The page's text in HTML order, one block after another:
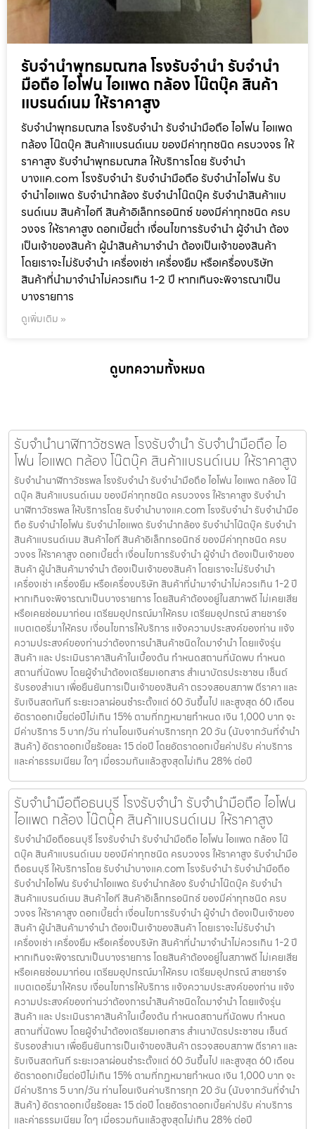
รับจำนำพุทธมณฑล โรงรับจำนำ รับจำนำ
มือถือ ไอโฟน ไอแพด กล้อง โน๊ตบุ๊ค สินค้า
แบรนด์เนม ให้ราคาสูง
รับจำนำพุทธมณฑล โรงรับจำนำ รับจำนำมือถือ ไอโฟน ไอแพด
กล้อง โน๊ตบุ๊ค สินค้าแบรนด์เนม ของมีค่าทุกชนิด ครบวงจร ให้
ราคาสูง รับจำนำพุทธมณฑล ให้บริการโดย รับจํานํา
บางแค.com โรงรับจำนำ รับจำนำมือถือ รับจำนำไอโฟน รับ
จำนำไอแพด รับจำนำกล้อง รับจำนำโน๊ตบุ๊ค รับจำนำสินค้าแบ
รนด์เนม สินค้าไอที สินค้าอิเล็กทรอนิกซ์ ของมีค่าทุกชนิด ครบ
วงจร ให้ราคาสูง ดอกเบี้ยต่ำ เงื่อนไขการรับจำนำ ผู้จำนำ ต้อง
เป็นเจ้าของสินค้า ผู้นำสินค้ามาจำนำ ต้องเป็นเจ้าของสินค้า
โดยเราจะไม่รับจำนำ เครื่องเช่า เครื่องยืม หรือเครื่องบริษัท
สินค้าที่นำมาจำนำไม่ควรเกิน 1-2 ปี หากเกินจะพิจารณาเป็น
บางรายการ
ดูเพิ่มเติม »
ดูบทความทั้งหมด
รับจำนำนาฬิกาวัชรพล โรงรับจำนำ รับจำนำมือถือ ไอ
โฟน ไอแพด กล้อง โน๊ตบุ๊ค สินค้าแบรนด์เนม ให้ราคาสูง
รับจำนำนาฬิกาวัชรพล โรงรับจำนำ รับจำนำมือถือ ไอโฟน ไอแพด กล้อง โน๊
ตบุ๊ค สินค้าแบรนด์เนม ของมีค่าทุกชนิด ครบวงจร ให้ราคาสูง รับจำนำ
นาฬิกาวัชรพล ให้บริการโดย รับจํานําบางแค.com โรงรับจำนำ รับจำนำมือ
ถือ รับจำนำไอโฟน รับจำนำไอแพด รับจำนำกล้อง รับจำนำโน๊ตบุ๊ค รับจำนำ
สินค้าแบรนด์เนม สินค้าไอที สินค้าอิเล็กทรอนิกซ์ ของมีค่าทุกชนิด ครบ
วงจร ให้ราคาสูง ดอกเบี้ยต่ำ เงื่อนไขการรับจำนำ ผู้จำนำ ต้องเป็นเจ้าของ
สินค้า ผู้นำสินค้ามาจำนำ ต้องเป็นเจ้าของสินค้า โดยเราจะไม่รับจำนำ
เครื่องเช่า เครื่องยืม หรือเครื่องบริษัท สินค้าที่นำมาจำนำไม่ควรเกิน 1-2 ปี
หากเกินจะพิจารณาเป็นบางรายการ โดยสินค้าต้องอยู่ในสภาพดี ไม่เคยเสีย
หรือเคยซ่อมมาก่อน เตรียมอุปกรณ์มาให้ครบ เตรียมอุปกรณ์ สายชาร์จ
แบตเตอรี่มาให้ครบ เงื่อนไขการให้บริการ แจ้งความประสงค์ของท่าน แจ้ง
ความประสงค์ของท่านว่าต้องการนำสินค้าชนิดใดมาจำนำ โดยแจ้งรุ่น
สินค้า และ ประเมินราคาสินค้าในเบื้องต้น กำหนดสถานที่นัดพบ กำหนด
สถานที่นัดพบ โดยผู้จำนำต้องเตรียมเอกสาร สำเนาบัตรประชาชน เซ็นต์
รับรองสำเนา เพื่อยืนยันการเป็นเจ้าของสินค้า ตรวจสอบสภาพ ตีราคา และ
รับเงินสดทันที ระยะเวลาผ่อนชำระตั้งแต่ 60 วันขึ้นไป และสูงสุด 60 เดือน
อัตราดอกเบี้ยต่อปีไม่เกิน 15% ตามที่กฏหมายกำหนด เงิน 1,000 บาท จะ
มีค่าบริการ 5 บาท/วัน ท่านโอนเงินค่าบริการทุก 20 วัน (นับจากวันที่จำนำ
สินค้า) อัตราดอกเบี้ยร้อยละ 15 ต่อปี โดยอัตราดอกเบี้ยค่าปรับ ค่าบริการ
และค่าธรรมเนียม ใดๆ เมื่อรวมกันแล้วสูงสุดไม่เกิน 28% ต่อปี
รับจำนำมือถือธนบุรี โรงรับจำนำ รับจำนำมือถือ ไอโฟน
ไอแพด กล้อง โน๊ตบุ๊ค สินค้าแบรนด์เนม ให้ราคาสูง
รับจำนำมือถือธนบุรี โรงรับจำนำ รับจำนำมือถือ ไอโฟน ไอแพด กล้อง โน๊
ตบุ๊ค สินค้าแบรนด์เนม ของมีค่าทุกชนิด ครบวงจร ให้ราคาสูง รับจำนำมือ
ถือธนบุรี ให้บริการโดย รับจํานําบางแค.com โรงรับจำนำ รับจำนำมือถือ
รับจำนำไอโฟน รับจำนำไอแพด รับจำนำกล้อง รับจำนำโน๊ตบุ๊ค รับจำนำ
สินค้าแบรนด์เนม สินค้าไอที สินค้าอิเล็กทรอนิกซ์ ของมีค่าทุกชนิด ครบ
วงจร ให้ราคาสูง ดอกเบี้ยต่ำ เงื่อนไขการรับจำนำ ผู้จำนำ ต้องเป็นเจ้าของ
สินค้า ผู้นำสินค้ามาจำนำ ต้องเป็นเจ้าของสินค้า โดยเราจะไม่รับจำนำ
เครื่องเช่า เครื่องยืม หรือเครื่องบริษัท สินค้าที่นำมาจำนำไม่ควรเกิน 1-2 ปี
หากเกินจะพิจารณาเป็นบางรายการ โดยสินค้าต้องอยู่ในสภาพดี ไม่เคยเสีย
หรือเคยซ่อมมาก่อน เตรียมอุปกรณ์มาให้ครบ เตรียมอุปกรณ์ สายชาร์จ
แบตเตอรี่มาให้ครบ เงื่อนไขการให้บริการ แจ้งความประสงค์ของท่าน แจ้ง
ความประสงค์ของท่านว่าต้องการนำสินค้าชนิดใดมาจำนำ โดยแจ้งรุ่น
สินค้า และ ประเมินราคาสินค้าในเบื้องต้น กำหนดสถานที่นัดพบ กำหนด
สถานที่นัดพบ โดยผู้จำนำต้องเตรียมเอกสาร สำเนาบัตรประชาชน เซ็นต์
รับรองสำเนา เพื่อยืนยันการเป็นเจ้าของสินค้า ตรวจสอบสภาพ ตีราคา และ
รับเงินสดทันที ระยะเวลาผ่อนชำระตั้งแต่ 60 วันขึ้นไป และสูงสุด 60 เดือน
อัตราดอกเบี้ยต่อปีไม่เกิน 15% ตามที่กฏหมายกำหนด เงิน 1,000 บาท จะ
มีค่าบริการ 5 บาท/วัน ท่านโอนเงินค่าบริการทุก 20 วัน (นับจากวันที่จำนำ
สินค้า) อัตราดอกเบี้ยร้อยละ 15 ต่อปี โดยอัตราดอกเบี้ยค่าปรับ ค่าบริการ
และค่าธรรมเนียม ใดๆ เมื่อรวมกันแล้วสูงสุดไม่เกิน 28% ต่อปี